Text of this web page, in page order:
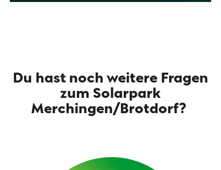
Du hast noch weitere Fragen
zum Solarpark
Merchingen/Brotdorf?